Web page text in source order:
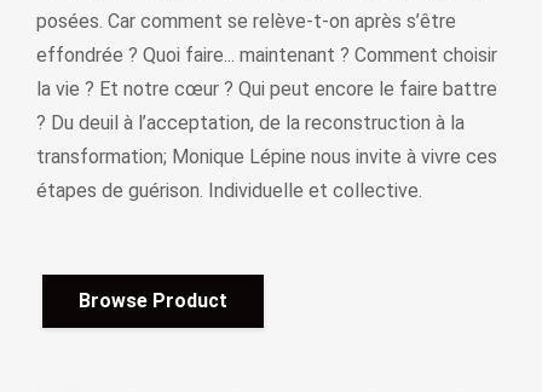
posées. Car comment se relève-t-on après s’être
effondrée ? Quoi faire... maintenant ? Comment choisir
la vie ? Et notre cœur ? Qui peut encore le faire battre
? Du deuil à l’acceptation, de la reconstruction à la
transformation; Monique Lépine nous invite à vivre ces
étapes de guérison. Individuelle et collective.
Browse Product